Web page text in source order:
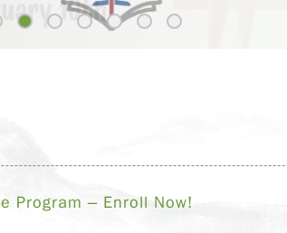
Program – Enroll Now!